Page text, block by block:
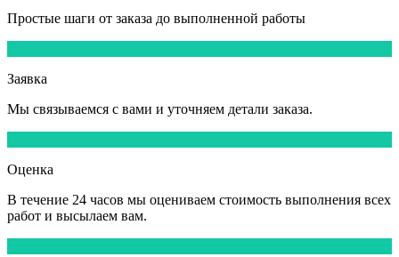
Простые шаги от заказа до выполненной работы
Заявка
Мы связываемся с вами и уточняем детали заказа.
Оценка
В течение 24 часов мы оцениваем стоимость выполнения всех
работ и высылаем вам.